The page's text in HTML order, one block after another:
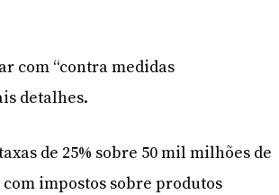
com “contra medidas
detalhes.
de 25% sobre 50 mil milhões de
impostos sobre produtos